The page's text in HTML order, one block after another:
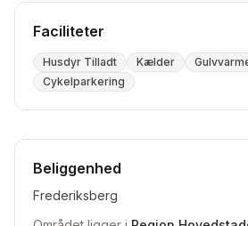
Faciliteter
Husdyr Tilladt Kælder
Cykelparkering
Beliggenhed
Frederiksberg